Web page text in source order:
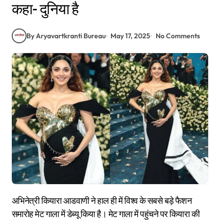
कहा- दुनिया है
By Aryavartkranti Bureau May 17, 2025 No Comments
अभिनेत्री कियारा आडवाणी ने हाल ही में विश्व के सबसे बड़े फैशन
समारोह मेट गाला में डेब्यू किया है। मेट गाला में पहुंचने पर कियारा की